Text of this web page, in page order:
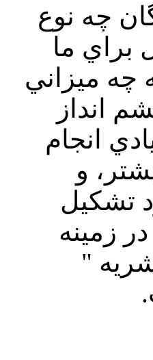
چه نوع
براي ما
چه ميزاني
انداز
انجام
و
تشكيل
زمينه